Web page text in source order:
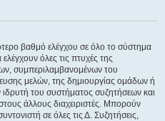
βαθμό ελέγχου σε όλο το σύστημα
όλες τις πτυχές της
συμπεριλαμβανομένων του
μελών, της δημιουργίας ομάδων ή
του συστήματος συζητήσεων και
άλλους διαχειριστές. Μπορούν
σε όλες τις Δ. Συζητήσεις,